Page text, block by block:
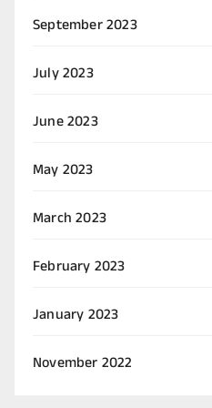
September 2023
July 2023
June 2023
May 2023
March 2023
February 2023
January 2023
November 2022